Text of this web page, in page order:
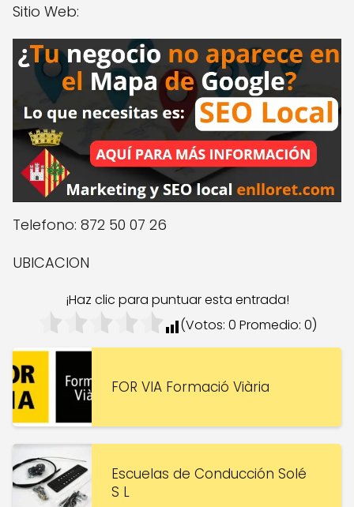
Sitio Web:
Telefono: 872 50 07 26
UBICACION
¡Haz clic para puntuar esta entrada!
(Votos: 0 Promedio: 0)
FOR VIA Formació Viària
Escuelas de Conducción Solé
S L